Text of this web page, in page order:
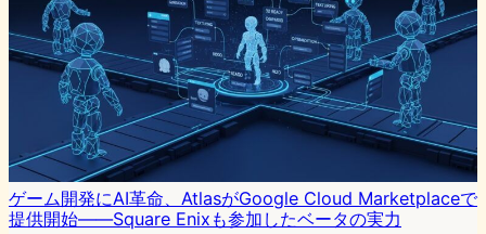
ゲーム開発にAI革命、AtlasがGoogle Cloud Marketplaceで
提供開始——Square Enixも参加したベータの実力